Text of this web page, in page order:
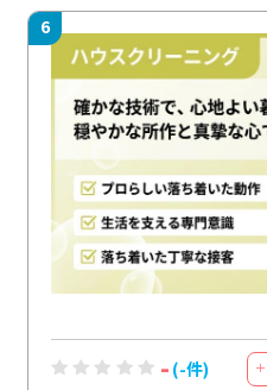
6
- (-件) ＋